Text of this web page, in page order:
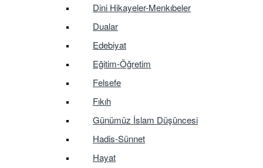
Dini Hikayeler-Menkıbeler
Dualar
Edebiyat
Eğitim-Öğretim
Felsefe
Fıkıh
Günümüz İslam Düşüncesi
Hadis-Sünnet
Hayat